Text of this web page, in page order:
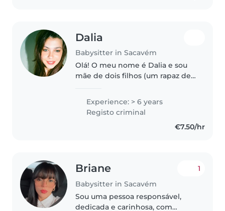
Dalia
Babysitter in Sacavém
Olá! O meu nome é Dalia e sou
mãe de dois filhos (um rapaz de
Tenho mais de 15 anos de
experiência prática e diária a
cuidar de crianças, desde que
Experience: > 6 years
Registo criminal
€7.50/hr
Briane
Babysitter in Sacavém
1
Sou uma pessoa responsável,
dedicada e carinhosa, com